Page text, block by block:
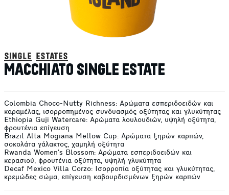
single estates
MACCHIATO SINGLE ESTATE
Colombia Choco-Nutty Richness: Αρώματα εσπεριδοειδών και
καραμέλας, ισορροπημένος συνδυασμός οξύτητας και γλυκύτητας
Ethiopia Guji Watercare: Αρώματα λουλουδιών, υψηλή οξύτητα,
φρουτένια επίγευση
Brazil Alta Mogiana Mellow Cup: Αρώματα ξηρών καρπών,
σοκολάτα γάλακτος, χαμηλή οξύτητα
Rwanda Women’s Blossom: Αρώματα εσπεριδοειδών και
κερασιού, φρουτένια οξύτητα, υψηλή γλυκύτητα
Decaf Mexico Villa Corzo: Ισορροπία οξύτητας και γλυκύτητας,
κρεμώδες σώμα, επίγευση καβουρδισμένων ξηρών καρπών